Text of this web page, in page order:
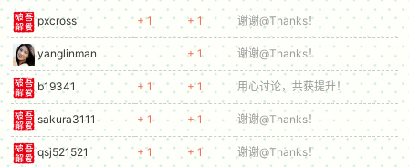
pxcross + 1 + 1 谢谢@Thanks！
yanglinman + 1 谢谢@Thanks！
b19341 + 1 + 1 用心讨论，共获提升！
sakura3111 + 1 + 1 谢谢@Thanks！
qsj521521 + 1 + 1 谢谢@Thanks！